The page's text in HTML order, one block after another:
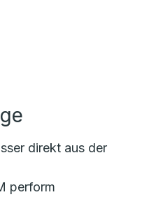
direkt aus der
perform